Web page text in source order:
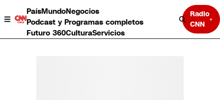
PaísMundoNegocios
Podcast y Programas completos
Futuro 360CulturaServicios
Radio
CNN